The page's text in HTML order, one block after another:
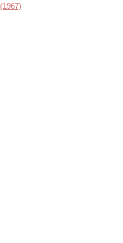
(1967)